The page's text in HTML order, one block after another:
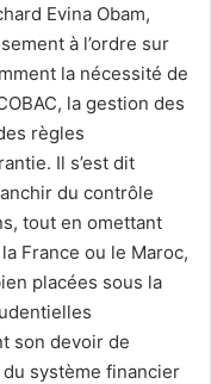
Evina Obam,
à l’ordre sur
la nécessité de
la gestion des
règles
Il s’est dit
du contrôle
tout en omettant
France ou le Maroc,
placées sous la
son devoir de
système financier